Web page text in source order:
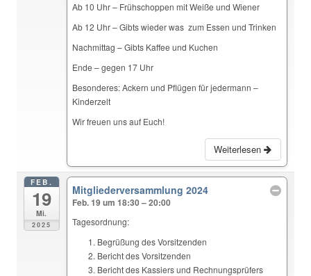
Ab 10 Uhr – Frühschoppen mit Weiße und Wiener
Ab 12 Uhr – Gibts wieder was zum Essen und Trinken
Nachmittag – Gibts Kaffee und Kuchen
Ende – gegen 17 Uhr
Besonderes: Ackern und Pflügen für jedermann –
Kinderzelt
Wir freuen uns auf Euch!
Weiterlesen
FEB.
19
Mi.
2025
Mitgliederversammlung 2024
Feb. 19 um 18:30 – 20:00
Tagesordnung:
Begrüßung des Vorsitzenden
Bericht des Vorsitzenden
Bericht des Kassiers und Rechnungsprüfers